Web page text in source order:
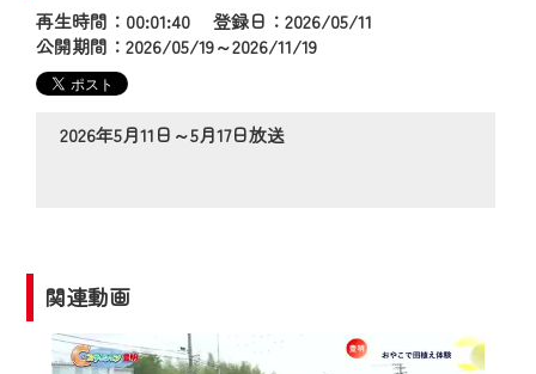
再生時間：00:01:40 登録日：2026/05/11
公開期間：2026/05/19～2026/11/19
2026年5月11日～5月17日放送
関連動画
【変更点】
◆デザイン変更により、お住まいの地域
の動画コンテンツが一目瞭然。
◆当社アプリやＰＣブラウザから、いつ
でも・どこでも・外出先でも！
2024年9月24日からはご加入者様へのサー
ビス向上のため、